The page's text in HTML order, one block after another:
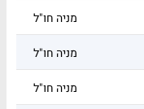
מניה חו"ל
מניה חו"ל
מניה חו"ל